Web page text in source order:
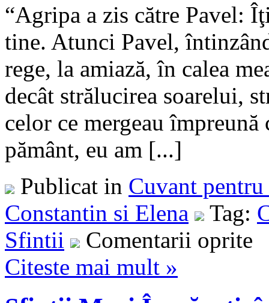
“Agripa a zis către Pavel:
tine. Atunci Pavel,
rege, la amiază, în calea
decât strălucirea soarelui,
celor ce mergeau
pământ, eu am [...]
Publicat in Cuvant
Constantin si Elena
Tag:
Sfintii
Comentarii oprite
Citeste mai mult »